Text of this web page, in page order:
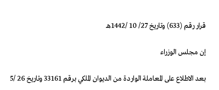
قرار رقم (633) وتاريخ 27/ 10 /1442هـ
إن مجلس الوزراء
بعد الاطلاع على المعاملة الواردة من الديوان الملكي برقم 33161 وتاريخ 26 /5